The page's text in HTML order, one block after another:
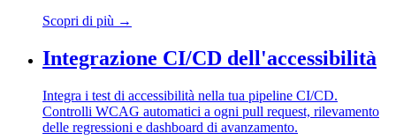
Scopri di più →
Integrazione CI/CD dell'accessibilità
Integra i test di accessibilità nella tua pipeline CI/CD.
Controlli WCAG automatici a ogni pull request, rilevamento
delle regressioni e dashboard di avanzamento.